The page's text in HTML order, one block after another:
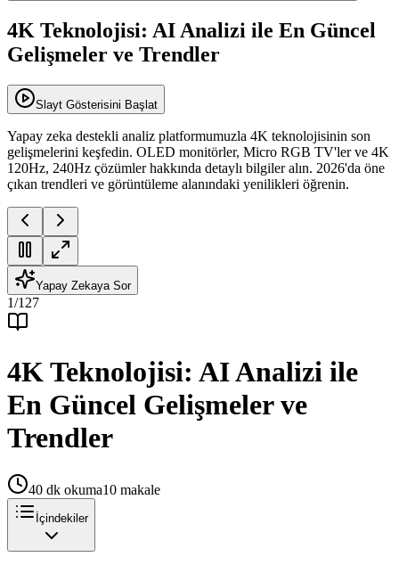
4K Teknolojisi: AI Analizi ile En Güncel
Gelişmeler ve Trendler
Slayt Gösterisini Başlat
Yapay zeka destekli analiz platformumuzla 4K teknolojisinin son
gelişmelerini keşfedin. OLED monitörler, Micro RGB TV'ler ve 4K
120Hz, 240Hz çözümler hakkında detaylı bilgiler alın. 2026'da öne
çıkan trendleri ve görüntüleme alanındaki yenilikleri öğrenin.
Yapay Zekaya Sor
1/127
4K Teknolojisi: AI Analizi ile
En Güncel Gelişmeler ve
Trendler
40 dk okuma10 makale
İçindekiler